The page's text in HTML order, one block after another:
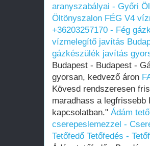
aranyszabályai - Győri
Öltönyszalon FÉG V4
+36203257170 - Fég
vízmelegítő javítás
gázkészülék javítás
Budapest - Budapest -
gyorsan, kedvező áron
Kövesd rendszeresen
maradhass a
kapcsolatban." Ádám
cserepeslemezzel -
Tetőfedő Tetőfedés -